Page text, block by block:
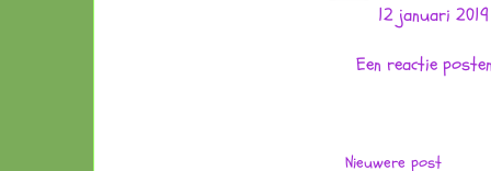
12 januari
Een reactie
Nieuwere post